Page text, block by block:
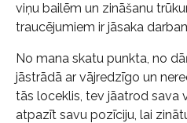
viņu bailēm un zināšanu
traucējumiem ir jāsaka
No mana skatu punkta, no
jāstrādā ar vājredzīgo un
tās loceklis, tev jāatrod sava
atpazīt savu pozīciju, lai